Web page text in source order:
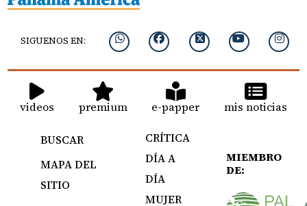
SIGUENOS EN:
videos premium e-papper mis noticias
BUSCAR
MAPA DEL
SITIO
CRÍTICA
DÍA A
DÍA
MUJER
MIEMBRO
DE: